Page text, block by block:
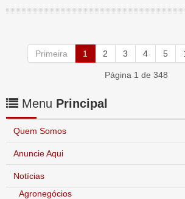
Primeira 1 2 3 4 5
Página 1 de 348
Menu Principal
Quem Somos
Anuncie Aqui
Notícias
Agronegócios